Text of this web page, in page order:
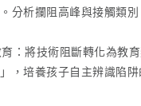
分析攔阻高峰與接觸類
：將技術阻斷轉化為教
」，培養孩子自主辨識陷